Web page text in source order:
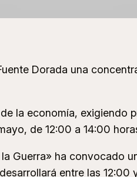
Dorada una
la economía, exigiendo
de 12:00 a 14:00
Guerra» ha convocado
entre las